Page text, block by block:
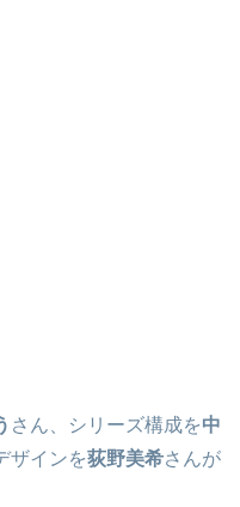
さん、シリーズ構成を中
ザインを荻野美希さんが